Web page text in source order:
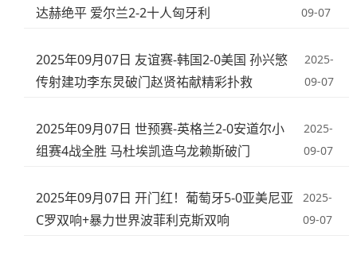
达赫绝平 爱尔兰2-2十人匈牙利
09-07
2025年09月07日 友谊赛-韩国2-0美国 孙兴慜
传射建功李东炅破门赵贤祐献精彩扑救
2025-
09-07
2025年09月07日 世预赛-英格兰2-0安道尔小
组赛4战全胜 马杜埃凯造乌龙赖斯破门
2025-
09-07
2025年09月07日 开门红！葡萄牙5-0亚美尼亚
C罗双响+暴力世界波菲利克斯双响
2025-
09-07